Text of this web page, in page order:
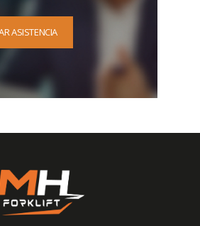
ASISTENCIA